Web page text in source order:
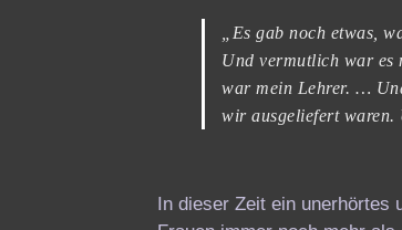
„Es gab noch etwas,
Und vermutlich war es
war mein Lehrer. …
wir ausgeliefert waren.
In dieser Zeit ein unerhörtes